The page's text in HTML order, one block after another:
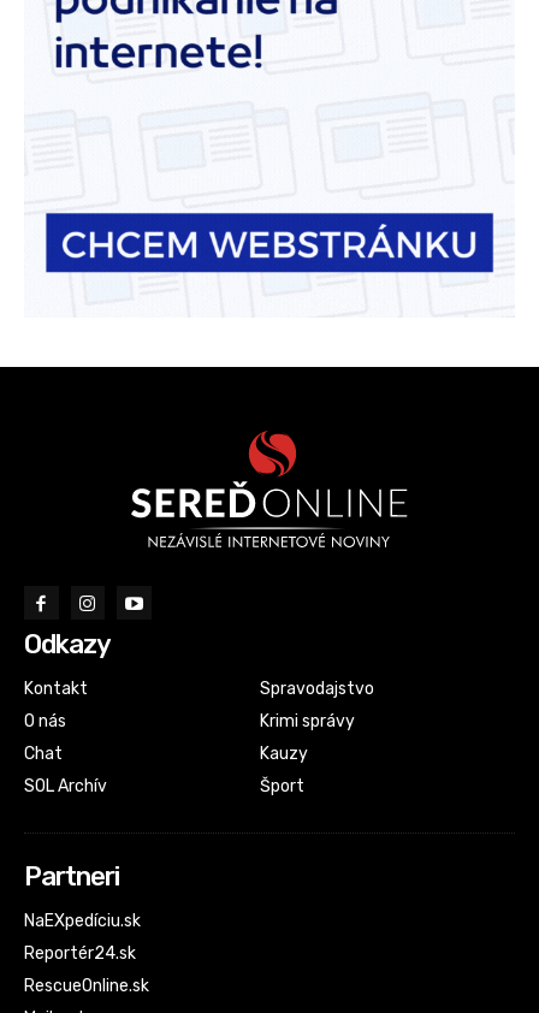
Odkazy
Kontakt
O nás
Chat
SOL Archív
Spravodajstvo
Krimi správy
Kauzy
Šport
Partneri
NaEXpedíciu.sk
Reportér24.sk
RescueOnline.sk